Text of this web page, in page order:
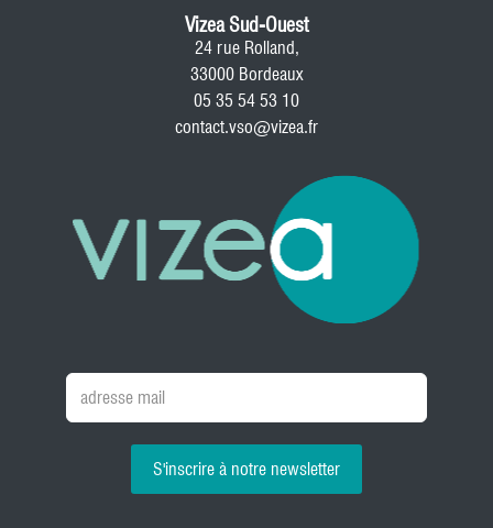
Vizea Sud-Ouest
24 rue Rolland,
33000 Bordeaux
05 35 54 53 10
contact.vso@vizea.fr
S'inscrire à notre newsletter